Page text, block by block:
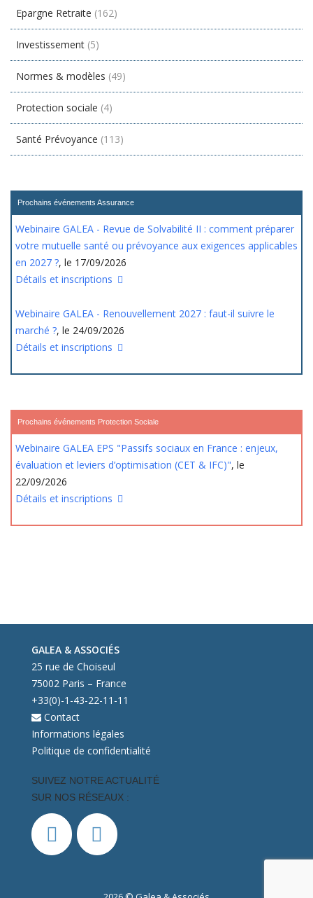
Epargne Retraite (162)
Investissement (5)
Normes & modèles (49)
Protection sociale (4)
Santé Prévoyance (113)
Prochains événements Assurance
Webinaire GALEA - Revue de Solvabilité II : comment préparer
votre mutuelle santé ou prévoyance aux exigences applicables
en 2027 ?, le 17/09/2026
Détails et inscriptions
Webinaire GALEA - Renouvellement 2027 : faut-il suivre le
marché ?, le 24/09/2026
Détails et inscriptions
Prochains événements Protection Sociale
Webinaire GALEA EPS "Passifs sociaux en France : enjeux,
évaluation et leviers d’optimisation (CET & IFC)", le
22/09/2026
Détails et inscriptions
GALEA & ASSOCIÉS
25 rue de Choiseul
75002 Paris – France
+33(0)-1-43-22-11-11
Contact
Informations légales
Politique de confidentialité
SUIVEZ NOTRE ACTUALITÉ
SUR NOS RÉSEAUX :